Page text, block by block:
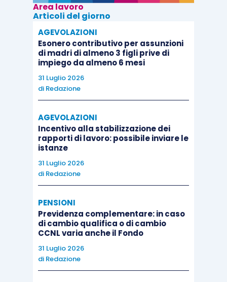
Area lavoro
Articoli del giorno
AGEVOLAZIONI
Esonero contributivo per assunzioni
di madri di almeno 3 figli prive di
impiego da almeno 6 mesi
31 Luglio 2026
di Redazione
AGEVOLAZIONI
Incentivo alla stabilizzazione dei
rapporti di lavoro: possibile inviare le
istanze
31 Luglio 2026
di Redazione
PENSIONI
Previdenza complementare: in caso
di cambio qualifica o di cambio
CCNL varia anche il Fondo
31 Luglio 2026
di Redazione